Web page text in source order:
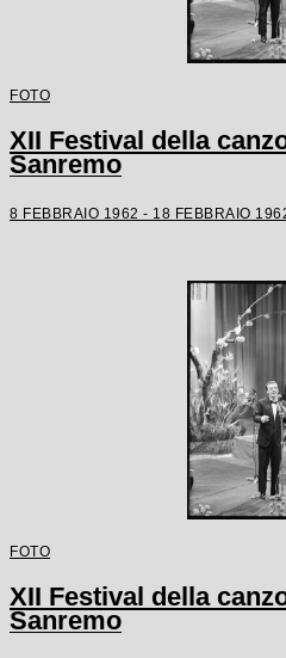
FOTO
XII Festival della
Sanremo
8 FEBBRAIO 1962 - 18 FEBBRAIO
FOTO
XII Festival della
Sanremo